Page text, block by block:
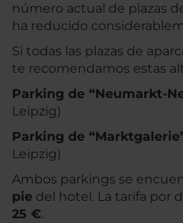
número actual de plazas
ha reducido
Si todas las plazas de
te recomendamos estas
Parking de “Neumarkt-
Leipzig)
Parking de
Leipzig)
Ambos parkings se
pie del hotel. La tarifa por
25 €.